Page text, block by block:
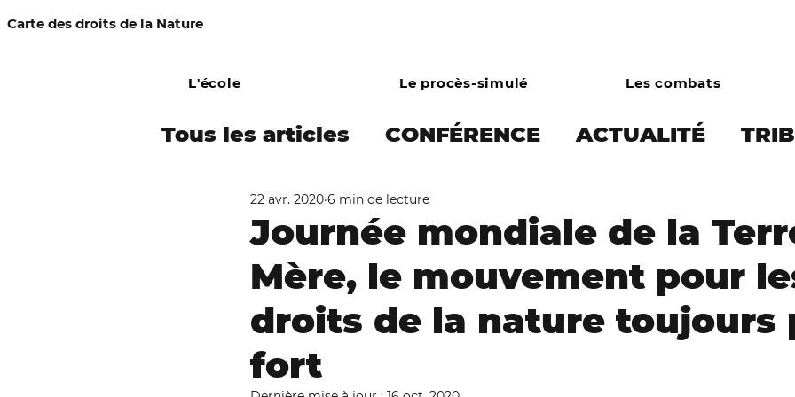
Carte des droits de la Nature
Tous les articles CONFÉRENCE ACTUALITÉ
COMMUNIQUÉ DE PRESSE
Campagne Amazonie Droits des animaux
Procès-simulés Campagne
Journée mondiale de la
Mère, le mouvement pour
droits de la nature toujours
fort
22 avr. 2020 6 min de lecture
L'école Le procès-simulé Les combats